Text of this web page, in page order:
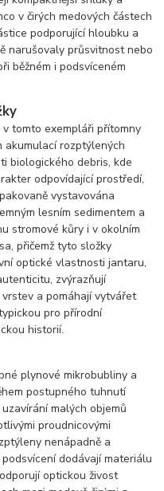
v čirých medových částech
podporující hloubku a
narušovaly průsvitnost nebo
běžném i podsvíceném
tomto exempláři přítomny
akumulací rozptýlených
biologického debris, kde
odpovídající prostředí,
vystavována
lesním sedimentem a
stromové kůry i v okolním
přičemž tyto složky
optické vlastnosti jantaru,
zvýrazňují
a pomáhají vytvářet
pro přírodní
historií.
plynové mikrobubliny a
postupného tuhnutí
malých objemů
proudnicovými
nenápadně a
dodávají materiálu
optickou živost